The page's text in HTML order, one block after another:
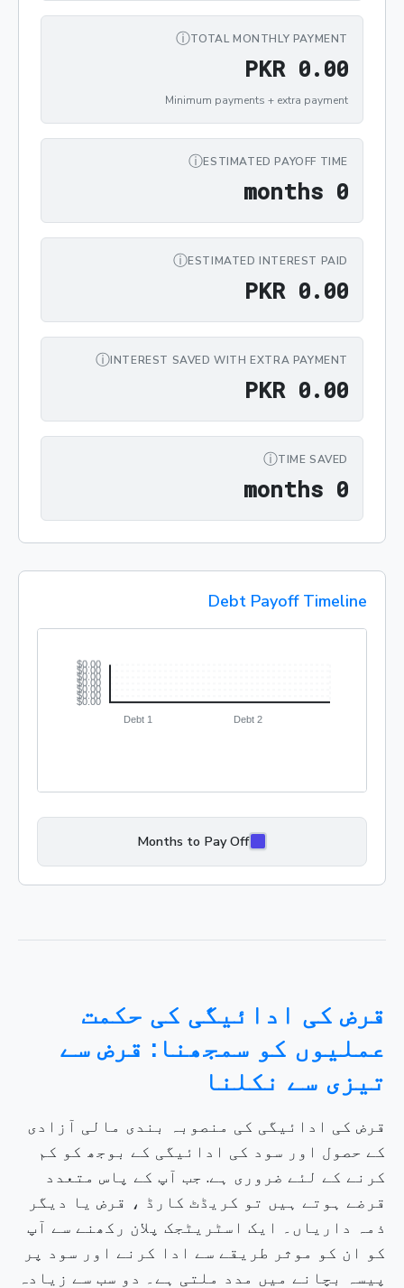
TOTAL MONTHLY PAYMENT
ⓘ
PKR 0.00
Minimum payments + extra payment
ESTIMATED PAYOFF TIME
ⓘ
0
ESTIMATED INTEREST PAID
ⓘ
PKR 0.00
INTEREST SAVED WITH EXTRA PAYMENT
ⓘ
PKR 0.00
TIME SAVED
ⓘ
0
Debt Payoff Timeline
Months to Pay Off
قرض کی ادائیگی کی حکمت
عملیوں کو سمجھنا: قرض سے
تیزی سے نکلنا
قرض کی ادائیگی کی منصوبہ بندی مالی آزادی
کے حصول اور سود کی ادائیگی کے بوجھ کو کم
کرنے کے لئے ضروری ہے. جب آپ کے پاس متعدد
قرضے ہوتے ہیں تو کریڈٹ کارڈ ، قرض یا دیگر
ذمہ داریاں۔ ایک اسٹریٹجک پلان رکھنے سے آپ
کو ان کو موثر طریقے سے ادا کرنے اور سود پر
پیسہ بچانے میں مدد ملتی ہے۔ دو سب سے زیادہ